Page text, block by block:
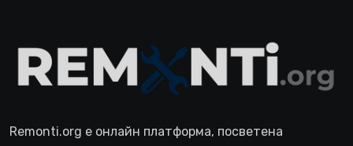
Remonti.org е онлайн платформа, посветена